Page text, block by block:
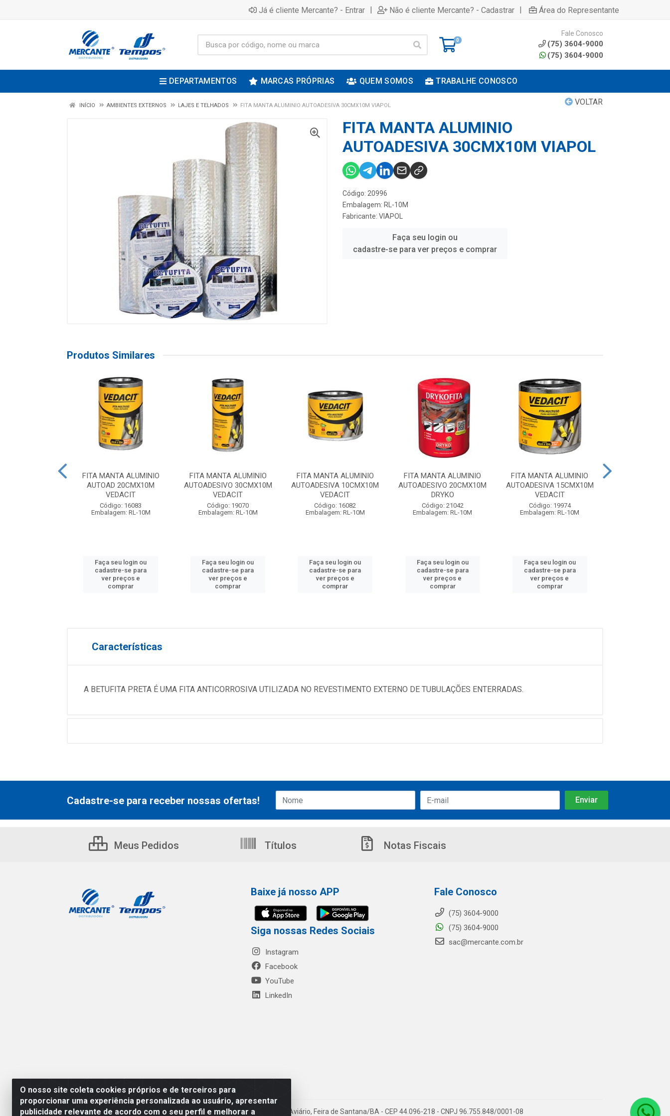
Já é cliente Mercante? - Entrar | Não é cliente Mercante? - Cadastrar | Área do Representante
0
Fale Conosco
(75) 3604-9000
(75) 3604-9000
DEPARTAMENTOS MARCAS PRÓPRIAS QUEM SOMOS TRABALHE CONOSCO
VOLTAR
INÍCIO AMBIENTES EXTERNOS LAJES E TELHADOS FITA MANTA ALUMINIO AUTOADESIVA 30CMX10M VIAPOL
FITA MANTA ALUMINIO
AUTOADESIVA 30CMX10M VIAPOL
Código: 20996
Embalagem: RL-10M
Fabricante: VIAPOL
Faça seu login ou
cadastre-se para ver preços e comprar
Produtos Similares
FITA MANTA ALUMINIO
AUTOAD 20CMX10M
VEDACIT
Código: 16083
Embalagem: RL-10M
Faça seu login ou
cadastre-se para
ver preços e
comprar
FITA MANTA ALUMINIO
AUTOADESIVO 30CMX10M
VEDACIT
Código: 19070
Embalagem: RL-10M
Faça seu login ou
cadastre-se para
ver preços e
comprar
FITA MANTA ALUMINIO
AUTOADESIVA 10CMX10M
VEDACIT
Código: 16082
Embalagem: RL-10M
Faça seu login ou
cadastre-se para
ver preços e
comprar
FITA MANTA ALUMINIO
AUTOADESIVO 20CMX10M
DRYKO
Código: 21042
Embalagem: RL-10M
Faça seu login ou
cadastre-se para
ver preços e
comprar
FITA MANTA ALUMINIO
AUTOADESIVA 15CMX10M
VEDACIT
Código: 19974
Embalagem: RL-10M
Faça seu login ou
cadastre-se para
ver preços e
comprar
Características
A BETUFITA PRETA É UMA FITA ANTICORROSIVA UTILIZADA NO REVESTIMENTO EXTERNO DE TUBULAÇÕES ENTERRADAS.
O nosso site coleta cookies próprios e de terceiros para
proporcionar uma experiência personalizada ao usuário, apresentar
publicidade relevante de acordo com o seu perfil e melhorar a
Cadastre-se para receber nossas ofertas!
Meus Pedidos Títulos Notas Fiscais
Baixe já nosso APP
Siga nossas Redes Sociais
Instagram
Facebook
YouTube
LinkedIn
Fale Conosco
(75) 3604-9000
(75) 3604-9000
sac@mercante.com.br
Mercante Distribuidora - Rua Mercante, 699 - Aviário, Feira de Santana/BA - CEP 44.096-218 - CNPJ 96.755.848/0001-08